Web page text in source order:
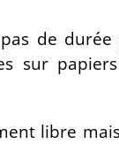
de
sur
libre